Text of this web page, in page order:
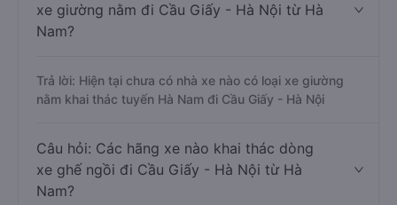
xe giường nằm đi Cầu Giấy - Hà Nội từ Hà
Nam?
Trả lời: Hiện tại chưa có nhà xe nào có loại xe giường
nằm khai thác tuyến Hà Nam đi Cầu Giấy - Hà Nội
Câu hỏi: Các hãng xe nào khai thác dòng
xe ghế ngồi đi Cầu Giấy - Hà Nội từ Hà
Nam?